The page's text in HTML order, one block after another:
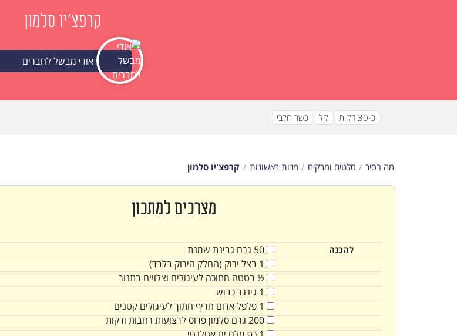
קרפצ'יו סלמון
אודי מבשל לחברים
כ-30 דקות קל כשר חלבי
מה בסיר סלטים ומרקים מנות ראשונות קרפצ'יו סלמון
מצרכים למתכון
להכנה 50 גרם גבינת שמנת
1 בצל ירוק (החלק הירוק בלבד)
½בטטה חתוכה לעיגולים וצלויים בתנור
1 גינגר כבוש
1 פלפל אדום חריף חתוך לעיגולים קטנים
200 גרם סלמון פרוס לרצועות רחבות ודקות